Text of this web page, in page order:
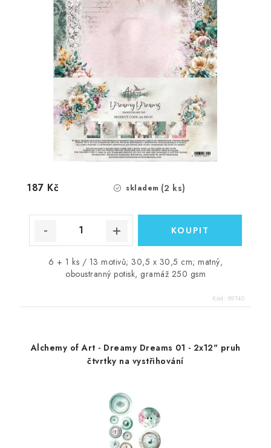
skladem (2 ks)
187 Kč
6 + 1 ks / 13 motivů; 30,5 x 30,5 cm; matný,
oboustranný potisk, gramáž 250 gsm
Kód: 89740
Alchemy of Art - Dreamy Dreams 01 - 2x12" pruh
čtvrtky na vystřihování